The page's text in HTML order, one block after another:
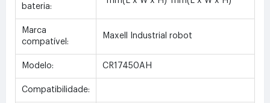
bateria:
Marca
compatível:
Maxell Industrial robot
Modelo: CR17450AH
Compatibilidade: